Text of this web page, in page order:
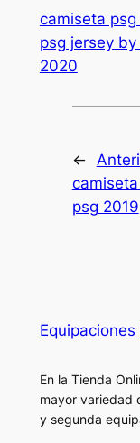
camiseta
psg jersey by
2020
←
psg 2019
En la Tienda
mayor variedad
y segunda